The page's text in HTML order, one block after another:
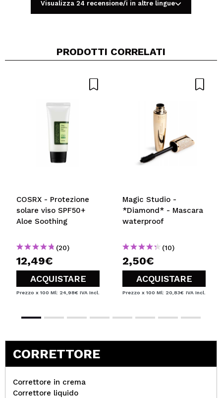
Condividi un video o una foto
Visualizza 24 recensione/i in altre lingue
PRODOTTI CORRELATI
COSRX - Protezione
solare viso SPF50+
Aloe Soothing
(20)
12,49€
ACQUISTARE
Prezzo x 100 Ml: 24,98€ IVA Incl.
Magic Studio -
*Diamond* - Mascara
waterproof
(10)
2,50€
ACQUISTARE
Prezzo x 100 Ml: 20,83€ IVA Incl.
CORRETTORE
Correttore in crema
Correttore liquido